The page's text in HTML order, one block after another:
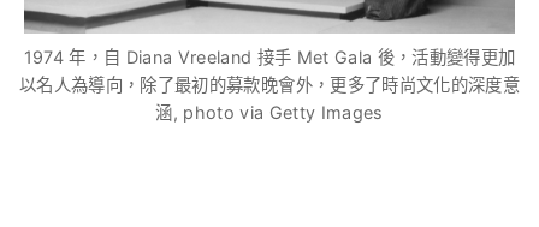
1974 年，自 Diana Vreeland 接手 Met Gala 後，活動變得更加
以名人為導向，除了最初的募款晚會外，更多了時尚文化的深度意
涵, photo via Getty Images